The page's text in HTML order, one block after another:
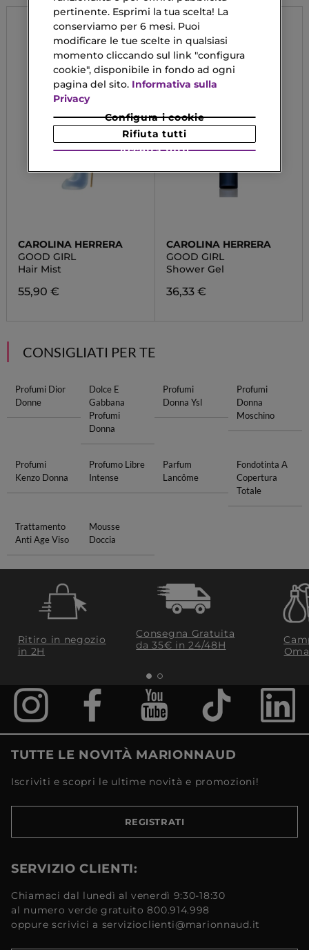
CAROLINA HERRERA
GOOD GIRL
Hair Mist
55,90 €
CAROLINA HERRERA
GOOD GIRL
Shower Gel
36,33 €
CONSIGLIATI PER TE
Profumi Dior
Donne
Dolce E
Gabbana
Profumi
Donna
Profumi
Donna Ysl
Profumi
Donna
Moschino
Profumi
Kenzo Donna
Profumo Libre
Intense
Parfum
Lancôme
Fondotinta A
Copertura
Totale
Trattamento
Anti Age Viso
Mousse
Doccia
Ritiro in negozio
in 2H
Consegna Gratuita
da 35€​ in 24/48H
TUTTE LE NOVITÀ MARIONNAUD
Iscriviti e scopri le ultime novità e promozioni!
REGISTRATI
SERVIZIO CLIENTI:
Chiamaci dal lunedì al venerdì 9:30-18:30
al numero verde gratuito 800.914.998
oppure scrivici a servizioclienti@marionnaud.it
pertinente. Esprimi la tua scelta! La
conserviamo per 6 mesi. Puoi
modificare le tue scelte in qualsiasi
momento cliccando sul link "configura
cookie", disponibile in fondo ad ogni
pagina del sito. Informativa sulla
Privacy
Configura i cookie
Rifiuta tutti
Accetta tutti